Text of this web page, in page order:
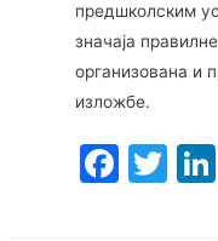
предшколским
значаја
организована и
изложбе.
F T